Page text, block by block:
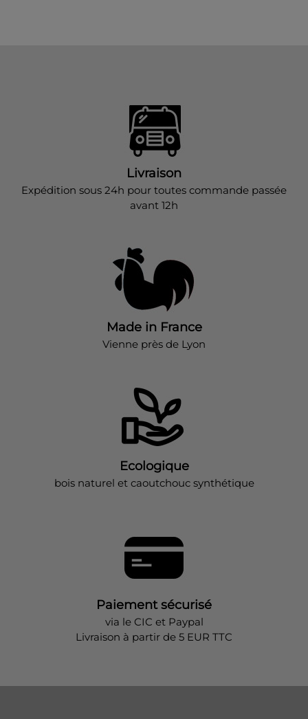
Livraison
Expédition sous 24h pour toutes commande passée
avant 12h
Made in France
Vienne près de Lyon
Ecologique
bois naturel et caoutchouc synthétique
Paiement sécurisé
via le CIC et Paypal
Livraison à partir de 5 EUR TTC